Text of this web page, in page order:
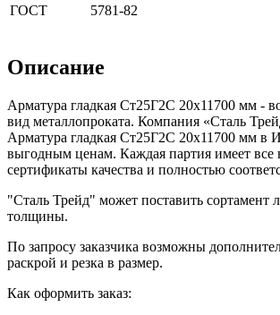
ГОСТ
5781-82
Описание
Арматура гладкая Ст25Г2С 20x11700 мм -
вид металлопроката. Компания «Сталь
Арматура гладкая Ст25Г2С 20x11700 мм в
выгодным ценам. Каждая партия имеет все
сертификаты качества и полностью
"Сталь Трейд" может поставить сортамент
толщины.
По запросу заказчика возможны
раскрой и резка в размер.
Как оформить заказ: